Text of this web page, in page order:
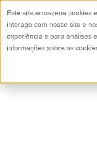
Este site armazena cookies
interage com nosso site e
experiência e para análises
informações sobre os